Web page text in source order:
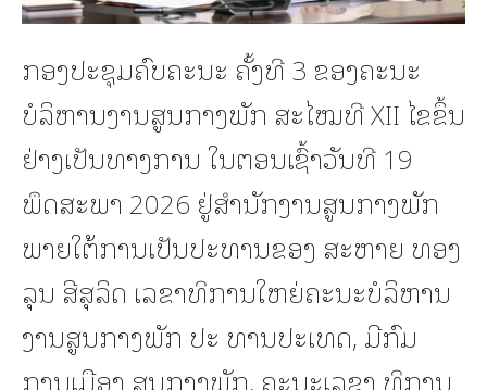
ກອງປະຊຸມຄົບຄະນະ ຄັ້ງທີ 3 ຂອງຄະນະ
ບໍລິຫານງານສູນກາງພັກ ສະໄໝທີ XII ໄຂຂຶ້ນ
ຢ່າງເປັນທາງການ ໃນຕອນເຊົ້າວັນທີ 19
ພຶດສະພາ 2026 ຢູ່ສໍານັກງານສູນກາງພັກ
ພາຍໃຕ້ການເປັນປະທານຂອງ ສະຫາຍ ທອງ
ລຸນ ສີສຸລິດ ເລຂາທິການໃຫຍ່ຄະນະບໍລິຫານ
ງານສູນກາງພັກ ປະ ທານປະເທດ, ມີກົມ
ການເມືອງ ສູນກາງພັກ, ຄະນະເລຂາ ທິການ